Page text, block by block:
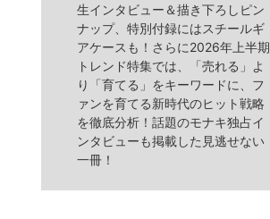
生インタビュー＆描き下ろしピン
ナップ、特別付録にはスチールギ
アケースも！さらに2026年上半期
トレンド特集では、「売れる」よ
り「育てる」をキーワードに、フ
ァンを育てる新時代のヒット戦略
を徹底分析！話題のモナキ独占イ
ンタビューも掲載した見逃せない
一冊！